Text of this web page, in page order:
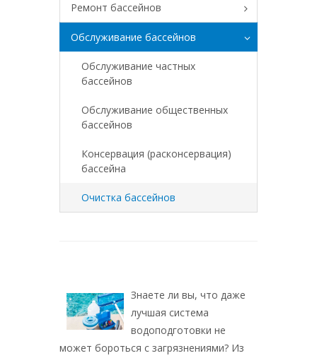
Ремонт бассейнов
Обслуживание бассейнов
Обслуживание частных
бассейнов
Обслуживание общественных
бассейнов
Консервация (расконсервация)
бассейна
Очистка бассейнов
Знаете ли вы, что даже
лучшая система
водоподготовки не
может бороться с загрязнениями? Из